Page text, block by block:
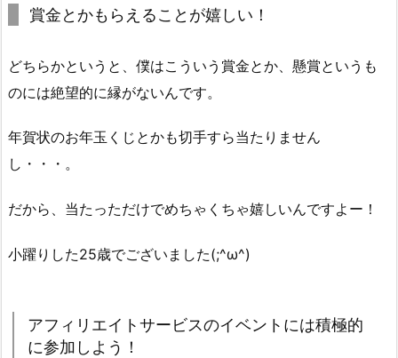
賞金とかもらえることが嬉しい！
どちらかというと、僕はこういう賞金とか、懸賞というも
のには絶望的に縁がないんです。
年賀状のお年玉くじとかも切手すら当たりません
し・・・。
だから、当たっただけでめちゃくちゃ嬉しいんですよー！
小躍りした25歳でございました(;^ω^)
アフィリエイトサービスのイベントには積極的
に参加しよう！